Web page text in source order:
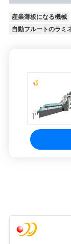
産業薄板になる機械
自動フルートのラミ